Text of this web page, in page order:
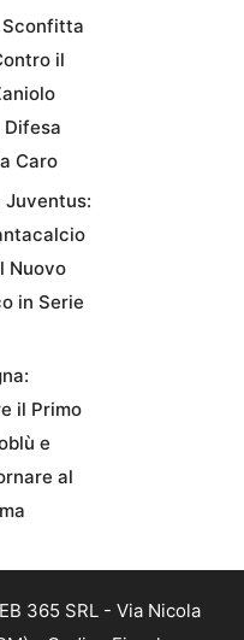
Sconfitta
il
Difesa
Caro
Nuovo
in Serie
il Primo
e
al
365 SRL - Via Nicola